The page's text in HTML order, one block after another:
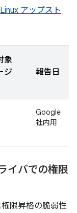
Linux アップスト
象
ジ
報告日
Google
社内用
イバでの権限
限昇格の脆弱性